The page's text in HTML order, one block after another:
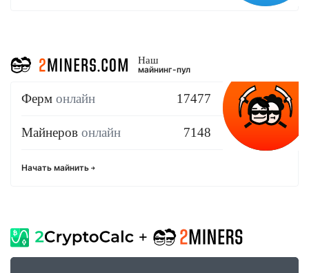
Наш
майнинг-пул
Ферм онлайн 17477
Майнеров онлайн 7148
Начать майнить